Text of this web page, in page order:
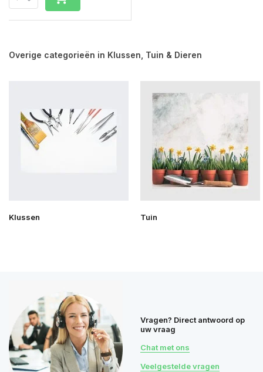
Overige categorieën in Klussen, Tuin & Dieren
Klussen Tuin
Vragen? Direct antwoord op
uw vraag
Chat met ons
Veelgestelde vragen